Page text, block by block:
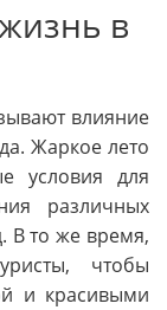
в
влияние
Жаркое лето
условия для
различных
В то же время,
чтобы
и красивыми